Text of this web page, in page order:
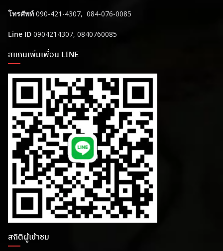
โทรศัพท์ 090-421-4307, 084-076-0085
Line ID 0904214307, 0840760085
สแกนเพิ่มเพื่อน LINE
สถิติผู้เข้าชม